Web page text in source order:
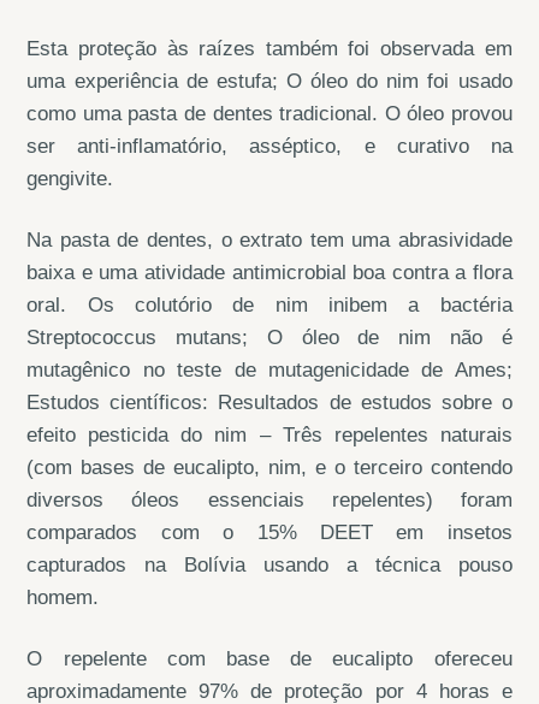
Esta proteção às raízes também foi observada em
uma experiência de estufa; O óleo do nim foi usado
como uma pasta de dentes tradicional. O óleo provou
ser anti-inflamatório, asséptico, e curativo na
gengivite.
Na pasta de dentes, o extrato tem uma abrasividade
baixa e uma atividade antimicrobial boa contra a flora
oral. Os colutório de nim inibem a bactéria
Streptococcus mutans; O óleo de nim não é
mutagênico no teste de mutagenicidade de Ames;
Estudos científicos: Resultados de estudos sobre o
efeito pesticida do nim – Três repelentes naturais
(com bases de eucalipto, nim, e o terceiro contendo
diversos óleos essenciais repelentes) foram
comparados com o 15% DEET em insetos
capturados na Bolívia usando a técnica pouso
homem.
O repelente com base de eucalipto ofereceu
aproximadamente 97% de proteção por 4 horas e